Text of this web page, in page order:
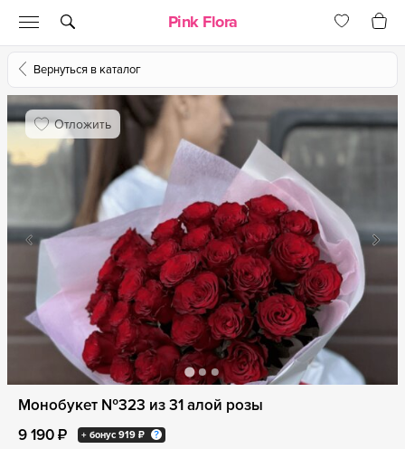
Pink Flora
Вернуться в каталог
Отложить
Монобукет №323 из 31 алой розы
9 190 ₽
+ бонус 919 ₽